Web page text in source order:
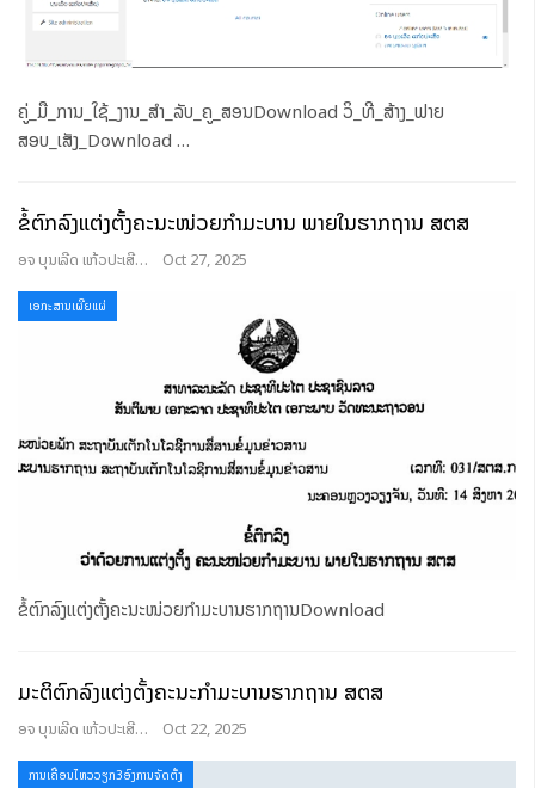
ຄູ່_ມື_ການ_ໃຊ້_ງານ_ສຳ_ລັບ_ຄູ_ສອນDownload ວິ_ທີ_ສ້າງ_ຟາຍ
ສອບ_ເສັງ_Download …
ຂໍ້ຕົກລົງແຕ່ງຕັ້ງຄະນະໜ່ວຍກໍາມະບານ ພາຍໃນຮາກຖານ ສຕສ
ອຈ ບຸນເລີດ ແກ້ວປະເສີດ Oct 27, 2025
ເອກະສານເຜີຍແຜ່
ຂໍ້ຕົກລົງແຕ່ງຕັ້ງຄະນະໜ່ວຍກໍາມະບານຮາກຖານDownload
ມະຕິຕົກລົງແຕ່ງຕັ້ງຄະນະກໍາມະບານຮາກຖານ ສຕສ
ອຈ ບຸນເລີດ ແກ້ວປະເສີດ Oct 22, 2025
ການເຄື່ອນໄຫວວຽກ3ອົງການຈັດຕັ້ງ